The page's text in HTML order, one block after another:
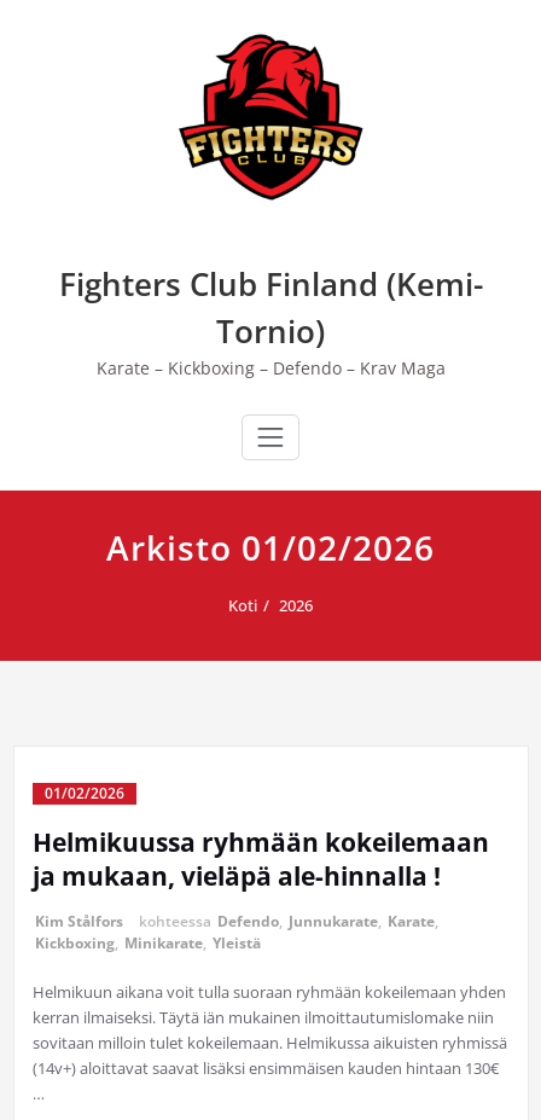
Fighters Club Finland (Kemi-
Tornio)
Karate – Kickboxing – Defendo – Krav Maga
Arkisto 01/02/2026
Koti 2026
01/02/2026
Helmikuussa ryhmään kokeilemaan
ja mukaan, vieläpä ale-hinnalla !
Kim Stålfors kohteessa Defendo, Junnukarate, Karate,
Kickboxing, Minikarate, Yleistä
Helmikuun aikana voit tulla suoraan ryhmään kokeilemaan yhden
kerran ilmaiseksi. Täytä iän mukainen ilmoittautumislomake niin
sovitaan milloin tulet kokeilemaan. Helmikussa aikuisten ryhmissä
(14v+) aloittavat saavat lisäksi ensimmäisen kauden hintaan 130€
…